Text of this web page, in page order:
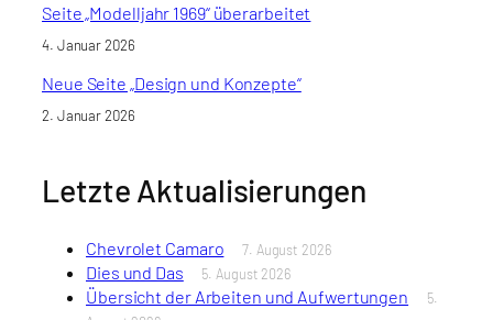
Seite „Modelljahr 1969“ überarbeitet
4. Januar 2026
Neue Seite „Design und Konzepte“
2. Januar 2026
Letzte Aktualisierungen
Chevrolet Camaro 7. August 2026
Dies und Das 5. August 2026
Übersicht der Arbeiten und Aufwertungen
5.